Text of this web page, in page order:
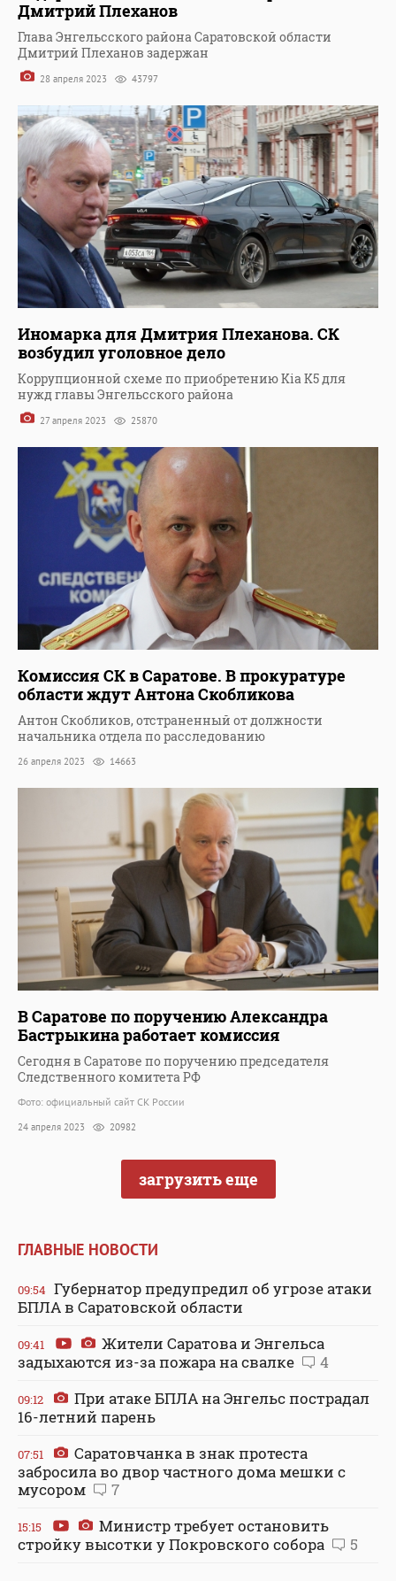
Дмитрий Плеханов
Глава Энгельсского района Саратовской области
Дмитрий Плеханов задержан
28 апреля 2023 43797
Иномарка для Дмитрия Плеханова. СК
возбудил уголовное дело
Коррупционной схеме по приобретению Kia K5 для
нужд главы Энгельсского района
27 апреля 2023 25870
Комиссия СК в Саратове. В прокуратуре
области ждут Антона Скобликова
Антон Скобликов, отстраненный от должности
начальника отдела по расследованию
26 апреля 2023 14663
В Саратове по поручению Александра
Бастрыкина работает комиссия
Сегодня в Саратове по поручению председателя
Следственного комитета РФ
Фото: официальный сайт СК России
24 апреля 2023 20982
загрузить еще
ГЛАВНЫЕ НОВОСТИ
09:54 Губернатор предупредил об угрозе атаки
БПЛА в Саратовской области
09:41
Жители Саратова и Энгельса
задыхаются из-за пожара на свалке
4
09:12
При атаке БПЛА на Энгельс пострадал
16-летний парень
07:51
Саратовчанка в знак протеста
забросила во двор частного дома мешки с
мусором
7
15:15
Министр требует остановить
стройку высотки у Покровского собора
5